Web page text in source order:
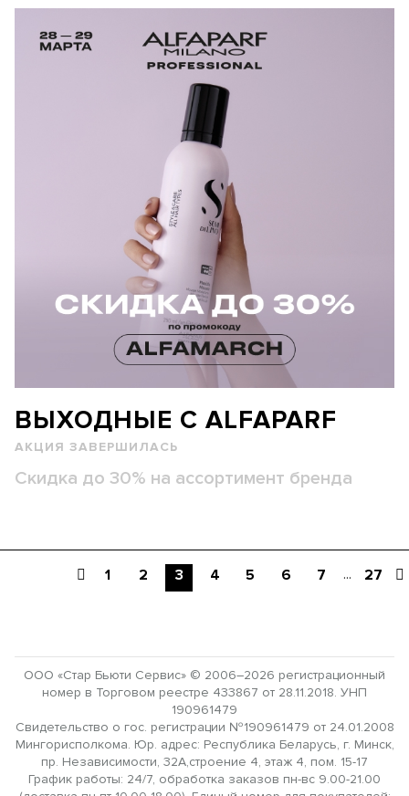
ВЫХОДНЫЕ С ALFAPARF
АКЦИЯ ЗАВЕРШИЛАСЬ
Скидка до 30% на ассортимент бренда
1 2 3 4 5 6 7 ... 27
ООО «Стар Бьюти Сервис» © 2006–2026 регистрационный
номер в Торговом реестре 433867 от 28.11.2018. УНП
190961479
Свидетельство о гос. регистрации №190961479 от 24.01.2008
Мингорисполкома. Юр. адрес: Республика Беларусь, г. Минск,
пр. Независимости, 32А,строение 4, этаж 4, пом. 15-17
График работы: 24/7, обработка заказов пн-вс 9.00-21.00